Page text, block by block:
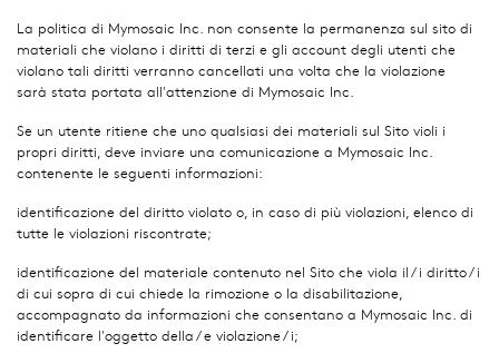
La politica di Mymosaic Inc. non consente la permanenza sul sito di
materiali che violano i diritti di terzi e gli account degli utenti che
violano tali diritti verranno cancellati una volta che la violazione
sarà stata portata all'attenzione di Mymosaic Inc.
Se un utente ritiene che uno qualsiasi dei materiali sul Sito violi i
propri diritti, deve inviare una comunicazione a Mymosaic Inc.
contenente le seguenti informazioni:
identificazione del diritto violato o, in caso di più violazioni, elenco di
tutte le violazioni riscontrate;
identificazione del materiale contenuto nel Sito che viola il / i diritto / i
di cui sopra di cui chiede la rimozione o la disabilitazione,
accompagnato da informazioni che consentano a Mymosaic Inc. di
identificare l'oggetto della / e violazione / i;